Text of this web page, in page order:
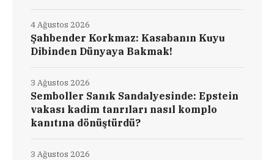
Şahbender Korkmaz: Kasabanın Kuyu
Dibinden Dünyaya Bakmak!
4 Ağustos 2026
Semboller Sanık Sandalyesinde: Epstein
vakası kadim tanrıları nasıl komplo
kanıtına dönüştürdü?
3 Ağustos 2026
3 Ağustos 2026